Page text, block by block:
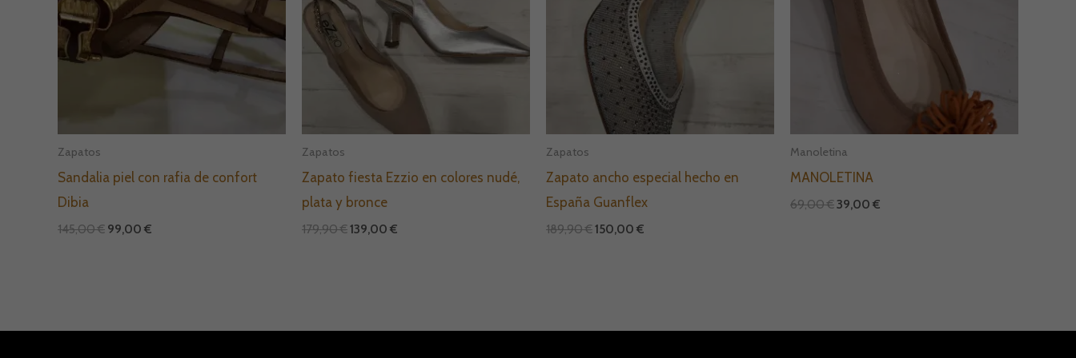
Zapatos
Sandalia piel con rafia de confort
Dibia
145,00€ 99,00 €
Zapatos
Zapato fiesta Ezzio en colores nudé,
plata y bronce
179,90€139,00 €
Zapatos
Zapato ancho especial hecho en
España Guanflex
189,90€150,00 €
Manoletina
MANOLETINA
69,00€39,00 €